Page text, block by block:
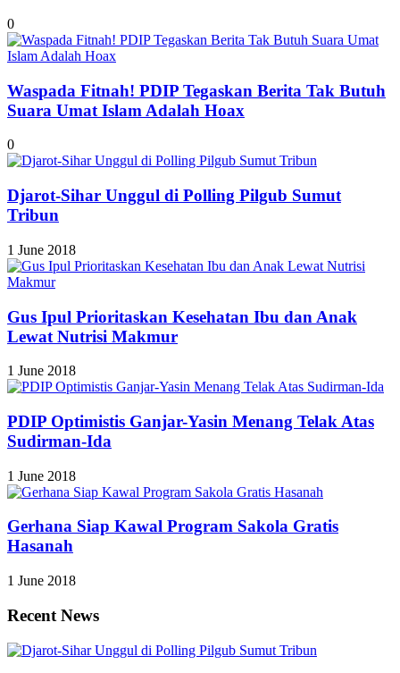
0
Waspada Fitnah! PDIP Tegaskan Berita Tak Butuh
Suara Umat Islam Adalah Hoax
0
Djarot-Sihar Unggul di Polling Pilgub Sumut
Tribun
1 June 2018
Gus Ipul Prioritaskan Kesehatan Ibu dan Anak
Lewat Nutrisi Makmur
1 June 2018
PDIP Optimistis Ganjar-Yasin Menang Telak Atas
Sudirman-Ida
1 June 2018
Gerhana Siap Kawal Program Sakola Gratis
Hasanah
1 June 2018
Recent News